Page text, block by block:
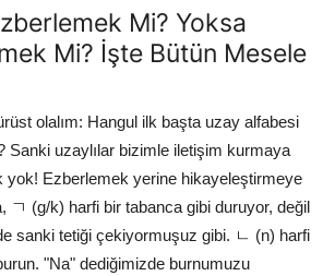
Mi? Yoksa
Mi? İşte Bütün Mesele
olalım: Hangul ilk başta uzay alfabesi
Sanki uzaylılar bizimle iletişim kurmaya
yok! Ezberlemek yerine hikayeleştirmeye
ㄱ (g/k) harfi bir tabanca gibi duruyor, değil
sanki tetiği çekiyormuşuz gibi. ㄴ (n) harfi
"Na" dediğimizde burnumuzu